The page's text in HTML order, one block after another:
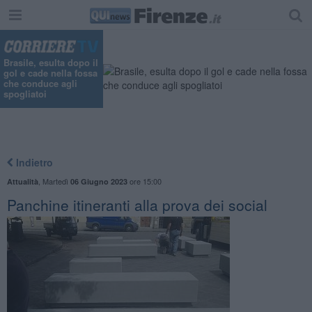
Brasile, esulta dopo il
gol e cade nella fossa
che conduce agli
spogliatoi
Indietro
Attualità Martedì 06 Giugno 2023ore 15:00
Panchine itineranti alla prova dei social